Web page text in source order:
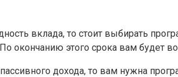
вклада, то стоит выбирать
окончанию этого срока вам будет
дохода, то вам нужна